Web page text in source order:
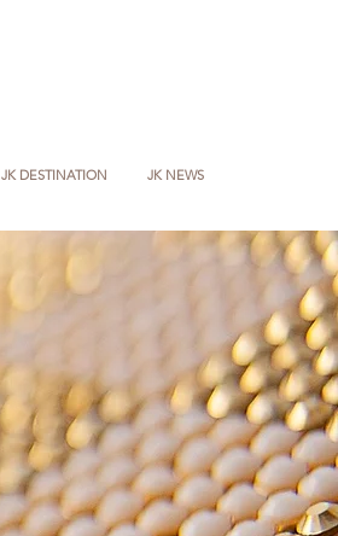
JK DESTINATION JK NEWS